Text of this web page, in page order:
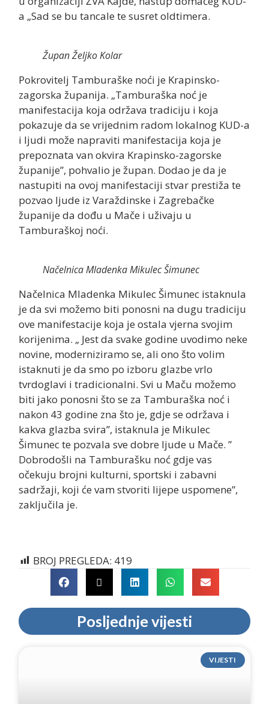
a „Sad se bu tancale te susret oldtimera.
Župan Željko Kolar
Pokrovitelj Tamburaške noći je Krapinsko-
zagorska županija. „Tamburaška noć je
manifestacija koja održava tradiciju i koja
pokazuje da se vrijednim radom lokalnog KUD-a
i ljudi može napraviti manifestacija koja je
prepoznata van okvira Krapinsko-zagorske
županije”, pohvalio je župan. Dodao je da je
nastupiti na ovoj manifestaciji stvar prestiža te
pozvao ljude iz Varaždinske i Zagrebačke
županije da dođu u Mače i uživaju u
Tamburaškoj noći.
Načelnica Mladenka Mikulec Šimunec
Načelnica Mladenka Mikulec Šimunec istaknula
je da svi možemo biti ponosni na dugu tradiciju
ove manifestacije koja je ostala vjerna svojim
korijenima. „ Jest da svake godine uvodimo neke
novine, moderniziramo se, ali ono što volim
istaknuti je da smo po izboru glazbe vrlo
tvrdoglavi i tradicionalni. Svi u Maču možemo
biti jako ponosni što se za Tamburaška noć i
nakon 43 godine zna što je, gdje se održava i
kakva glazba svira”, istaknula je Mikulec
Šimunec te pozvala sve dobre ljude u Mače. ”
Dobrodošli na Tamburašku noć gdje vas
očekuju brojni kulturni, sportski i zabavni
sadržaji, koji će vam stvoriti lijepe uspomene”,
zaključila je.
BROJ PREGLEDA: 419
Posljednje vijesti
VIJESTI